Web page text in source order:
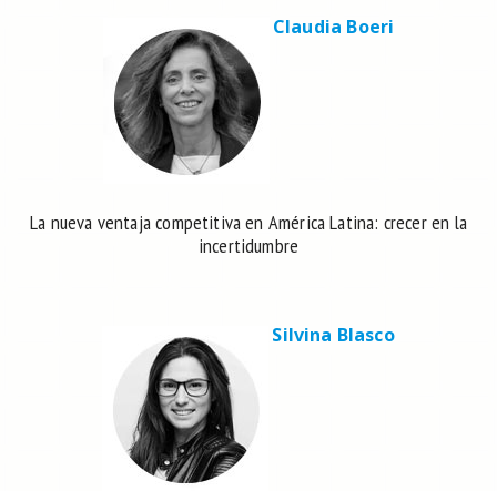
Claudia Boeri
La nueva ventaja competitiva en América Latina: crecer en la
incertidumbre
Silvina Blasco